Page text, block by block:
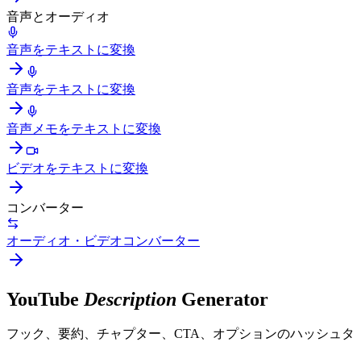
音声とオーディオ
音声をテキストに変換
音声をテキストに変換
音声メモをテキストに変換
ビデオをテキストに変換
コンバーター
オーディオ・ビデオコンバーター
YouTube Description Generator
フック、要約、チャプター、CTA、オプションのハッシュタ